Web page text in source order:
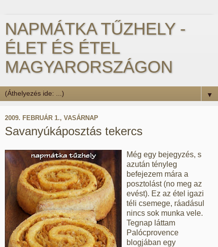
NAPMÁTKA TŰZHELY -
ÉLET ÉS ÉTEL
MAGYARORSZÁGON
▼
2009. FEBRUÁR 1., VASÁRNAP
Savanyúkáposztás tekercs
Még egy bejegyzés, s
azután tényleg
befejezem mára a
posztolást (no meg az
evést). Ez az étel igazi
téli csemege, ráadásul
nincs sok munka vele.
Tegnap láttam
Palócprovence
blogjában egy